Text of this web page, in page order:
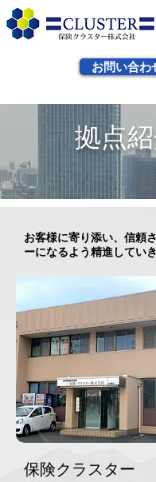
お問い合わ
拠点
お客様に寄り添い、信頼
ーになるよう精進してい
​保険クラスター